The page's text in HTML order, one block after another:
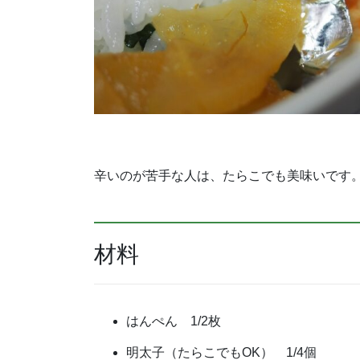
辛いのが苦手な人は、たらこでも美味いです
材料
はんぺん 1/2枚
明太子（たらこでもOK） 1/4個